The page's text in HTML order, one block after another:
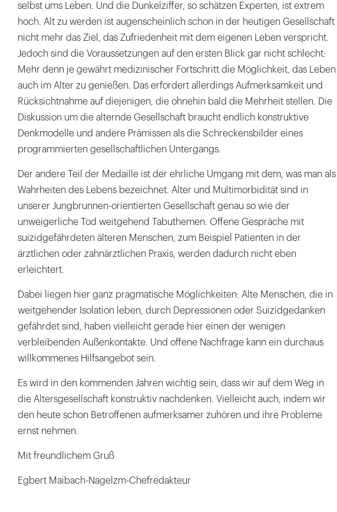
selbst ums Leben. Und die Dunkelziffer, so schätzen Experten, ist extrem
hoch. Alt zu werden ist augenscheinlich schon in der heutigen Gesellschaft
nicht mehr das Ziel, das Zufriedenheit mit dem eigenen Leben verspricht.
Jedoch sind die Voraussetzungen auf den ersten Blick gar nicht schlecht:
Mehr denn je gewährt medizinischer Fortschritt die Möglichkeit, das Leben
auch im Alter zu genießen. Das erfordert allerdings Aufmerksamkeit und
Rücksichtnahme auf diejenigen, die ohnehin bald die Mehrheit stellen. Die
Diskussion um die alternde Gesellschaft braucht endlich konstruktive
Denkmodelle und andere Prämissen als die Schreckensbilder eines
programmierten gesellschaftlichen Untergangs.
Der andere Teil der Medaille ist der ehrliche Umgang mit dem, was man als
Wahrheiten des Lebens bezeichnet. Alter und Multimorbidität sind in
unserer Jungbrunnen-orientierten Gesellschaft genau so wie der
unweigerliche Tod weitgehend Tabuthemen. Offene Gespräche mit
suizidgefährdeten älteren Menschen, zum Beispiel Patienten in der
ärztlichen oder zahnärztlichen Praxis, werden dadurch nicht eben
erleichtert.
Dabei liegen hier ganz pragmatische Möglichkeiten: Alte Menschen, die in
weitgehender Isolation leben, durch Depressionen oder Suizidgedanken
gefährdet sind, haben vielleicht gerade hier einen der wenigen
verbleibenden Außenkontakte. Und offene Nachfrage kann ein durchaus
willkommenes Hilfsangebot sein.
Es wird in den kommenden Jahren wichtig sein, dass wir auf dem Weg in
die Altersgesellschaft konstruktiv nachdenken. Vielleicht auch, indem wir
den heute schon Betroffenen aufmerksamer zuhören und ihre Probleme
ernst nehmen.
Mit freundlichem Gruß
Egbert Maibach-Nagelzm-Chefredakteur